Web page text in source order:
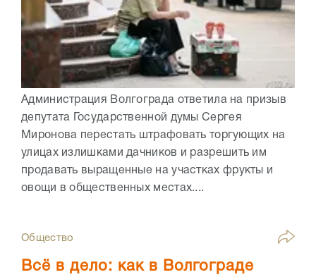
Администрация Волгограда ответила на призыв
депутата Государственной думы Сергея
Миронова перестать штрафовать торгующих на
улицах излишками дачников и разрешить им
продавать выращенные на участках фрукты и
овощи в общественных местах....
Общество
Всё в дело: как в Волгограде